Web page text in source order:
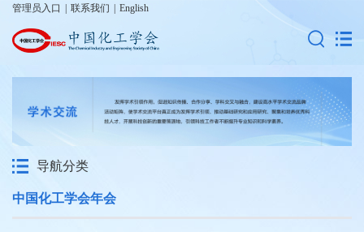
管理员入口 联系我们 English
导航分类
中国化工学会年会